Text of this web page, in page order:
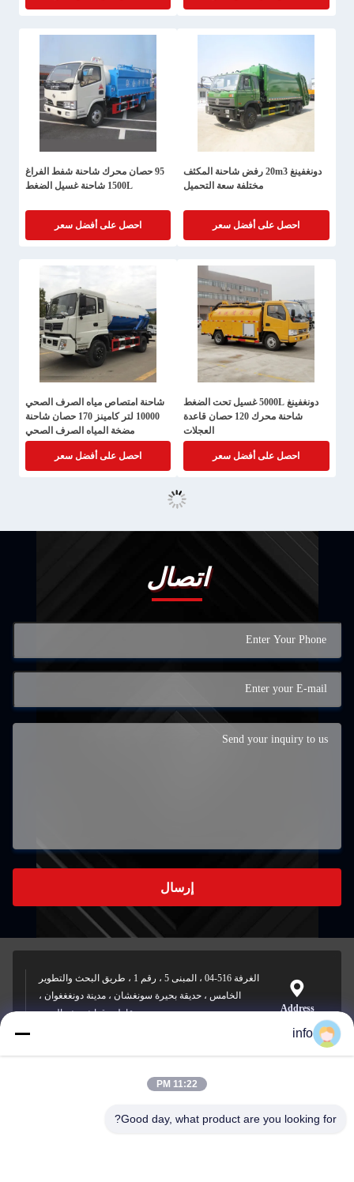
دونغفينغ 20m3 رفض شاحنة المكثف
مختلفة سعة التحميل
احصل على أفضل سعر
95 حصان محرك شاحنة شفط الفراغ
1500L شاحنة غسيل الضغط
احصل على أفضل سعر
دونغفينغ 5000L غسيل تحت الضغط
شاحنة محرك 120 حصان قاعدة
العجلات
احصل على أفضل سعر
شاحنة امتصاص مياه الصرف الصحي
10000 لتر كامينز 170 حصان شاحنة
مضخة المياه الصرف الصحي
احصل على أفضل سعر
اتصال
إرسال
Address
الغرفة 516-04 ، المبنى 5 ، رقم 1 ، طريق البحث والتطوير
الخامس ، حديقة بحيرة سونغشان ، مدينة دونغغغوان ،
مقاطعة قوانغدونغ ، الصين
info@gdpowerplus.com
info
11:22 PM
Good day, what product are you looking for?